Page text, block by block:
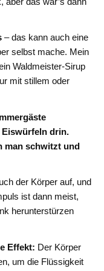
– das kann auch eine
selbst mache. Mein
Waldmeister-Sirup
mit stillem oder
Eiswürfeln drin.
man schwitzt und
der Körper auf, und
ist dann meist,
herunterstürzen
Effekt: Der Körper
um die Flüssigkeit